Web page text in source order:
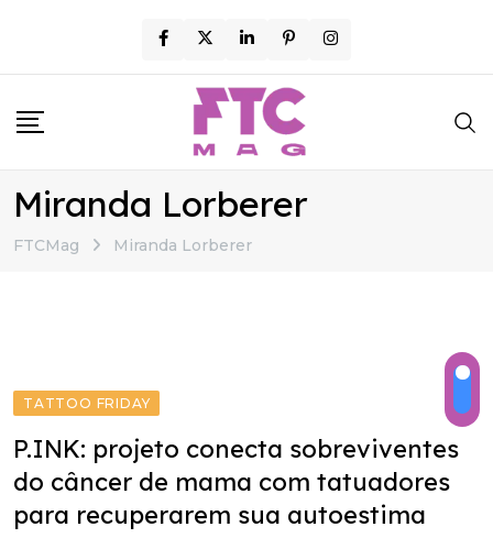
content
Miranda Lorberer
FTCMag Miranda Lorberer
TATTOO FRIDAY
P.INK: projeto conecta sobreviventes
do câncer de mama com tatuadores
para recuperarem sua autoestima